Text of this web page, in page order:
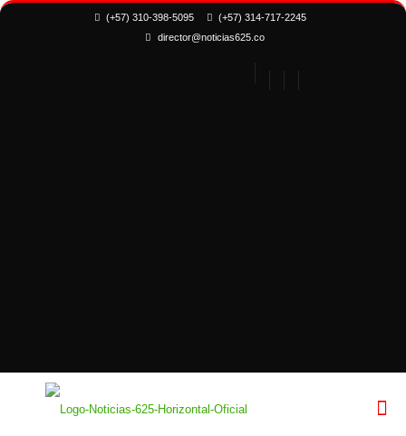
(+57) 310-398-5095
(+57) 314-717-2245
director@noticias625.co